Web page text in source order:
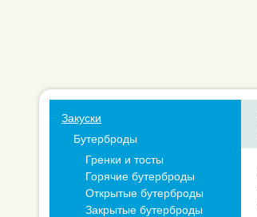
Закуски
Бутерброды
Гренки и тосты
Горячие бутерброды
Открытые бутерброды
Закрытые бутерброды